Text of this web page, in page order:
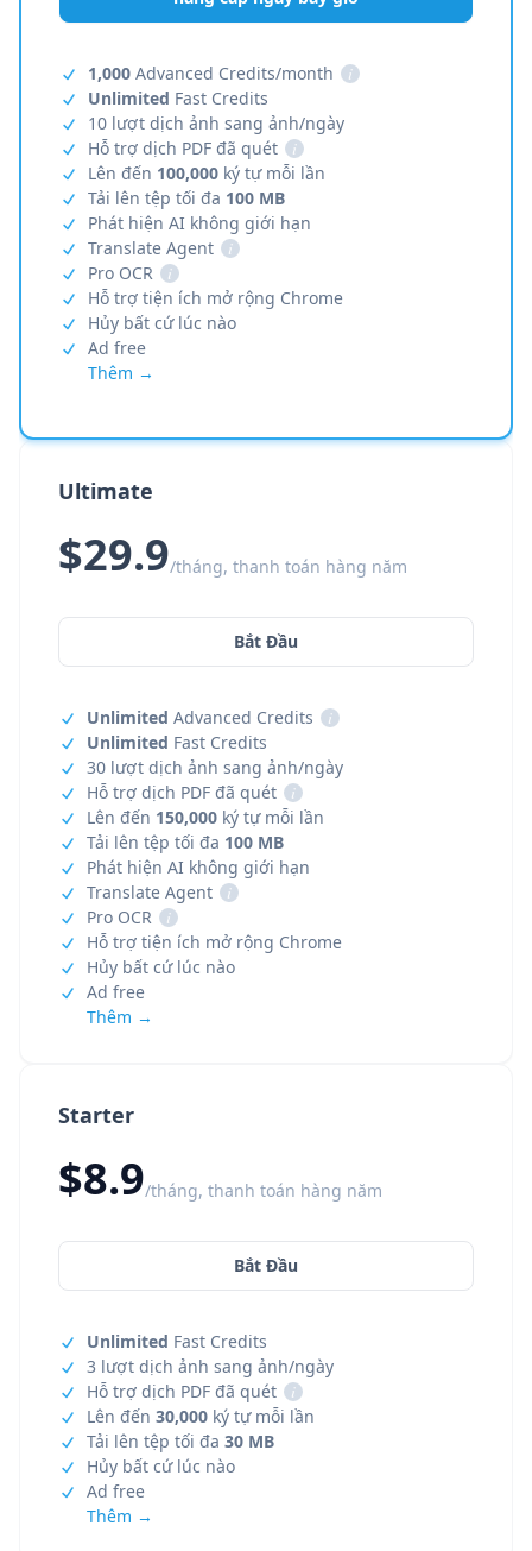
Starter
$8.9/tháng, thanh toán hàng năm
Bắt Đầu
Unlimited Fast Credits
3 lượt dịch ảnh sang ảnh/ngày
Hỗ trợ dịch PDF đã quét
i
Lên đến 30,000 ký tự mỗi lần
Tải lên tệp tối đa 30 MB
Hủy bất cứ lúc nào
Ad free
Thêm →
1,000 Advanced Credits/month
i
Unlimited Fast Credits
10 lượt dịch ảnh sang ảnh/ngày
Hỗ trợ dịch PDF đã quét
i
Lên đến 100,000 ký tự mỗi lần
Tải lên tệp tối đa 100 MB
Phát hiện AI không giới hạn
Translate Agent
i
Pro OCR
i
Hỗ trợ tiện ích mở rộng Chrome
Hủy bất cứ lúc nào
Ad free
Thêm →
Ultimate
$29.9/tháng, thanh toán hàng năm
Bắt Đầu
Unlimited Advanced Credits
i
Unlimited Fast Credits
30 lượt dịch ảnh sang ảnh/ngày
Hỗ trợ dịch PDF đã quét
i
Lên đến 150,000 ký tự mỗi lần
Tải lên tệp tối đa 100 MB
Phát hiện AI không giới hạn
Translate Agent
i
Pro OCR
i
Hỗ trợ tiện ích mở rộng Chrome
Hủy bất cứ lúc nào
Ad free
Thêm →